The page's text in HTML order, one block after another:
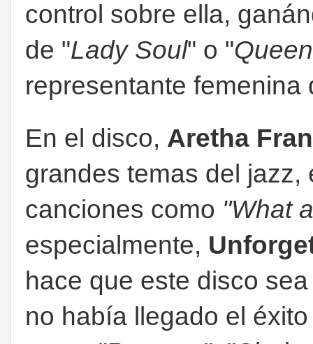
control sobre ella,
de "Lady Soul" o "
representante femenina
En el disco, Aretha
grandes temas del
canciones como "What
especialmente,
hace que este disco
no había llegado el